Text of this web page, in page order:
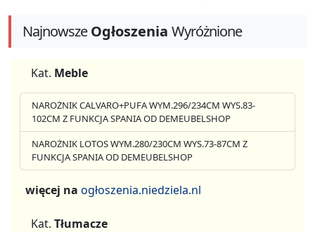
NajnowszeOgłoszenia Wyróżnione
Kat. Meble
NAROŻNIK CALVARO+PUFA WYM.296/234CM WYS.83-
102CM Z FUNKCJA SPANIA OD DEMEUBELSHOP
NAROŻNIK LOTOS WYM.280/230CM WYS.73-87CM Z
FUNKCJA SPANIA OD DEMEUBELSHOP
więcej na ogłoszenia.niedziela.nl
Kat. Tłumacze